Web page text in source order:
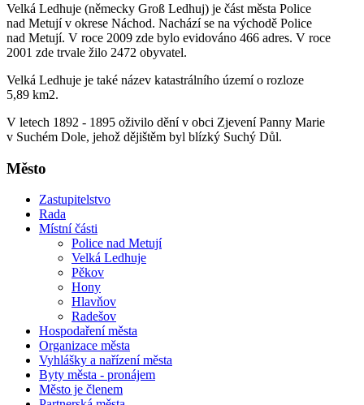
Velká Ledhuje (německy Groß Ledhuj) je část města Police
nad Metují v okrese Náchod. Nachází se na východě Police
nad Metují. V roce 2009 zde bylo evidováno 466 adres. V roce
2001 zde trvale žilo 2472 obyvatel.
Velká Ledhuje je také název katastrálního území o rozloze
5,89 km2.
V letech 1892 - 1895 oživilo dění v obci Zjevení Panny Marie
v Suchém Dole, jehož dějištěm byl blízký Suchý Důl.
Město
Zastupitelstvo
Rada
Místní části
Police nad Metují
Velká Ledhuje
Pěkov
Hony
Hlavňov
Radešov
Hospodaření města
Organizace města
Vyhlášky a nařízení města
Byty města - pronájem
Město je členem